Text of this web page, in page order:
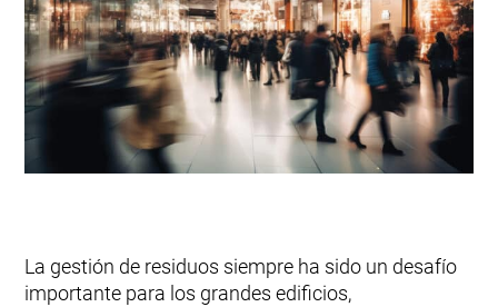
La gestión de residuos siempre ha sido un desafío
importante para los grandes edificios,